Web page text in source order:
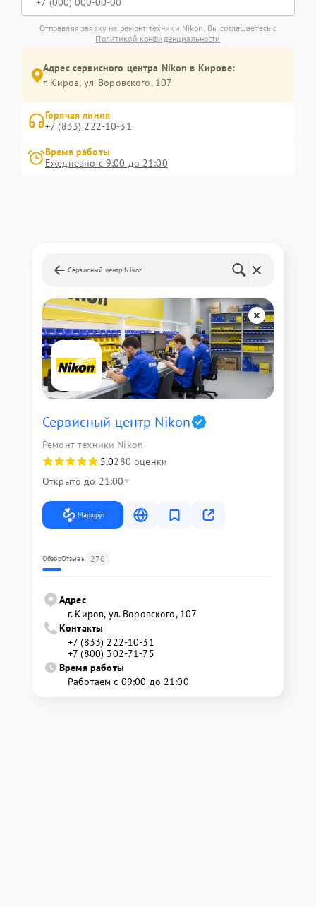
Отправляя заявку на ремонт техники Nikon, Вы соглашаетесь с
Политикой конфиденциальности
Адрес сервисного центра Nikon в Кирове:
г. Киров, ул. Воровского, 107
Горячая линия
+7 (833) 222-10-31
Время работы
Ежедневно с 9:00 до 21:00
Сервисный центр Nikon
Сервисный центр Nikon
Ремонт техники Nikon
5,0280 оценки
Открыто до 21:00
Маршрут
ОбзорОтзывы 270
Адрес
г. Киров, ул. Воровского, 107
Контакты
+7 (833) 222-10-31
+7 (800) 302-71-75
Время работы
Работаем с 09:00 до 21:00